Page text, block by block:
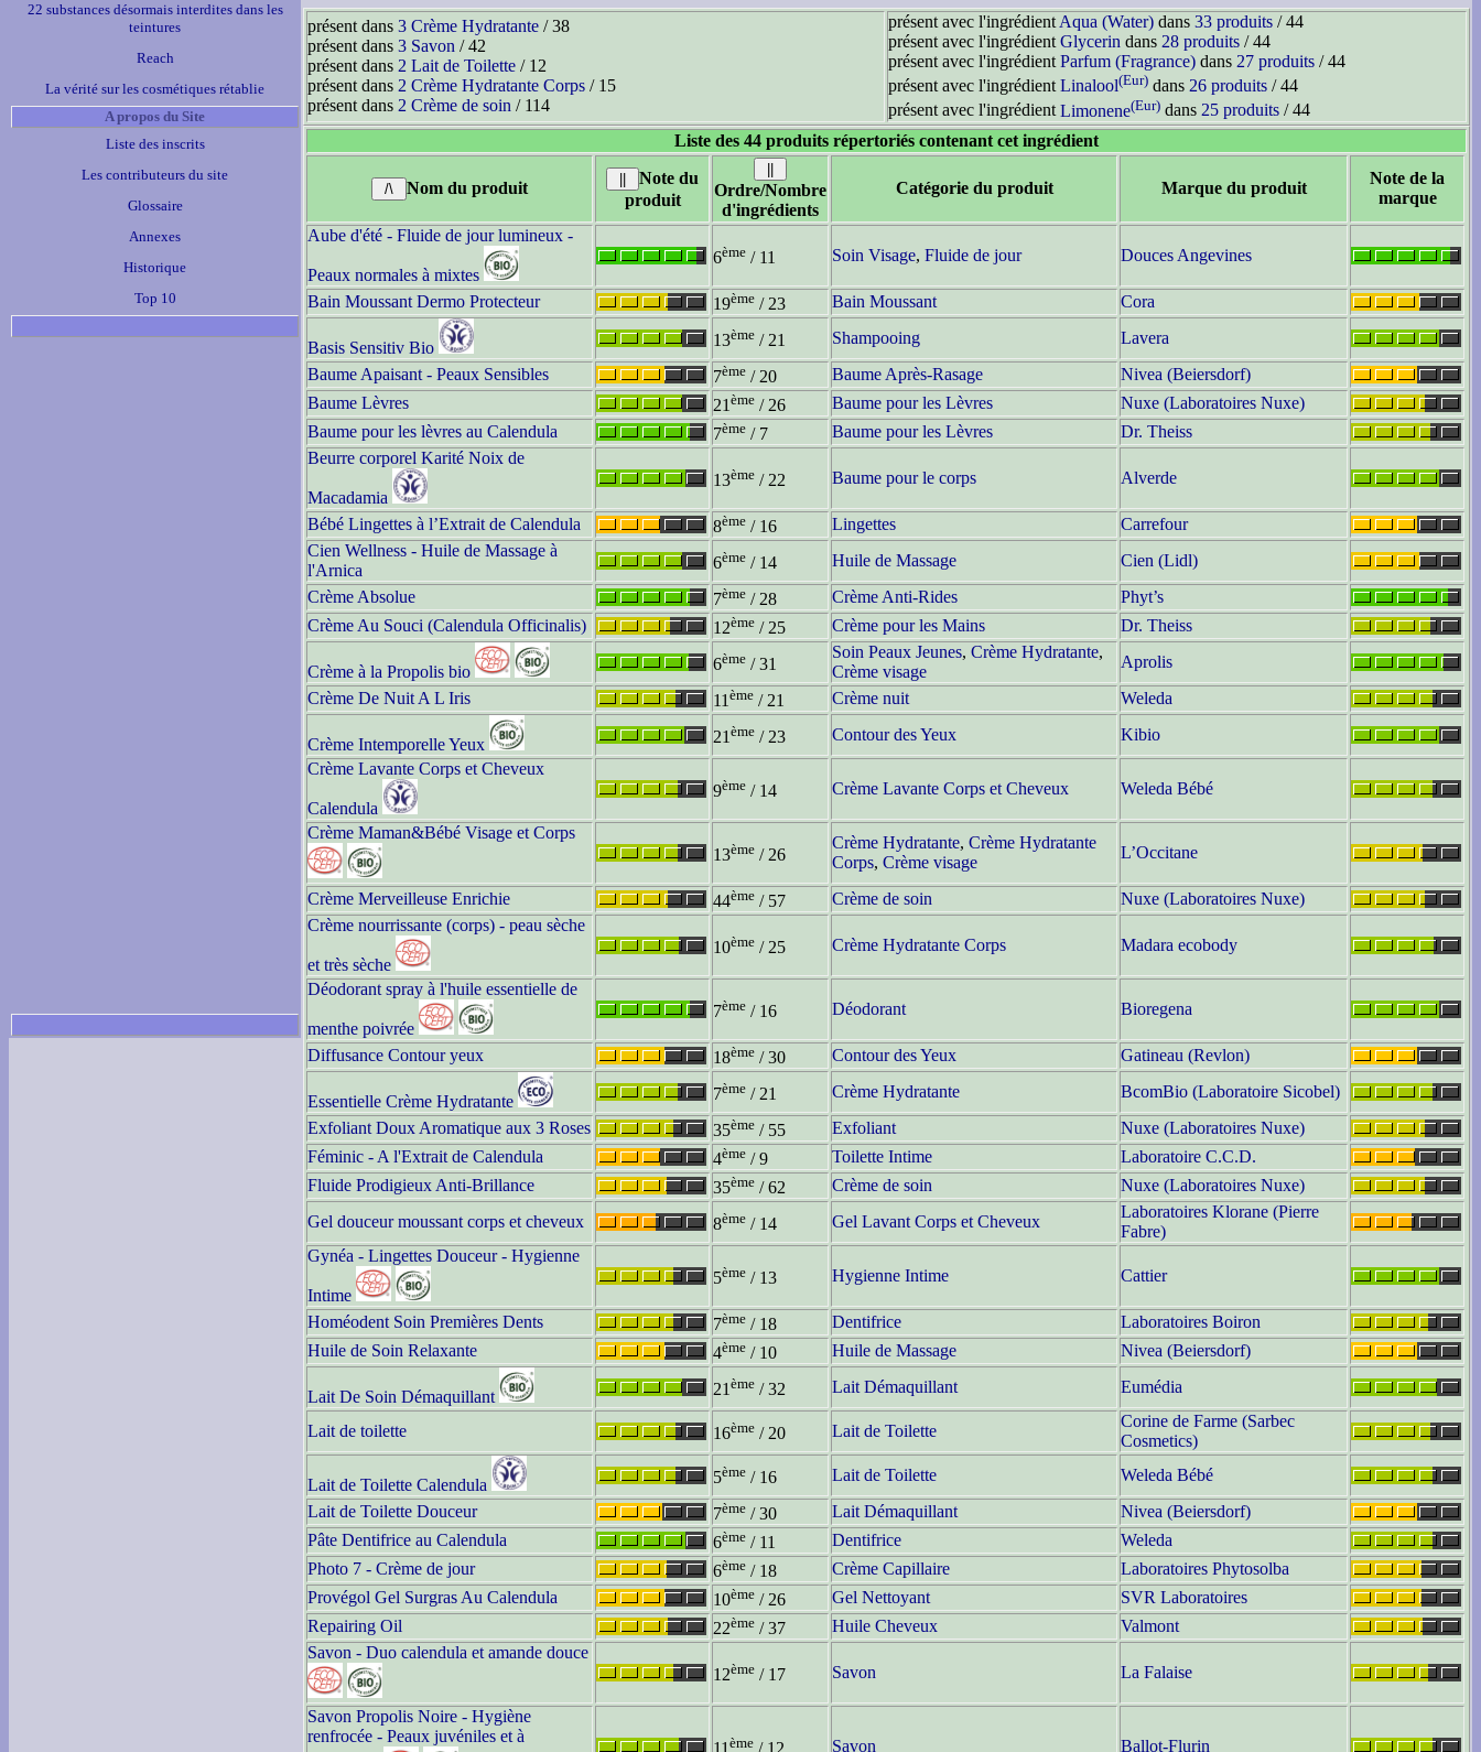
22 substances désormais interdites dans les
teintures
Reach
La vérité sur les cosmétiques rétablie
A propos du Site
Liste des inscrits
Les contributeurs du site
Glossaire
Annexes
Historique
Top 10
présent dans 3 Crème Hydratante / 38
présent dans 3 Savon / 42
présent dans 2 Lait de Toilette / 12
présent dans 2 Crème Hydratante Corps / 15
présent dans 2 Crème de soin / 114
présent avec l'ingrédient Aqua (Water) dans 33 produits / 44
présent avec l'ingrédient Glycerin dans 28 produits / 44
présent avec l'ingrédient Parfum (Fragrance) dans 27 produits / 44
présent avec l'ingrédient Linalool(Eur) dans 26 produits / 44
présent avec l'ingrédientLimonene(Eur) dans 25 produits / 44
Liste des 44 produits répertoriés contenant cet ingrédient
Nom du produit
Note du
produit
Ordre/Nombre
d'ingrédients
Catégorie du produit Marque du produit
Note de la
marque
Aube d'été - Fluide de jour lumineux -
Peaux normales à mixtes
6ème / 11 Soin Visage, Fluide de jour Douces Angevines
Bain Moussant Dermo Protecteur 19ème / 23 Bain Moussant Cora
Basis Sensitiv Bio 13ème / 21 Shampooing
Lavera
Baume Apaisant - Peaux Sensibles
7ème / 20 Baume Après-Rasage
Nivea (Beiersdorf)
Baume Lèvres
21 ème / 26 Baume pour les Lèvres
Nuxe (Laboratoires Nuxe)
Baume pour les lèvres au Calendula
7ème / 7 Baume pour les Lèvres
Dr. Theiss
Beurre corporel Karité Noix de
Macadamia
13ème / 22 Baume pour le corps Alverde
Bébé Lingettes à l’Extrait de Calendula 8ème / 16 Lingettes
Carrefour
Cien Wellness - Huile de Massage à
l'Arnica
6ème / 14 Huile de Massage
Cien (Lidl)
Crème Absolue
7ème / 28 Crème Anti-Rides
Phyt’s
Crème Au Souci (Calendula Officinalis)
12ème / 25 Crème pour les Mains Dr. Theiss
Crème à la Propolis bio 6ème / 31
Soin Peaux Jeunes, Crème Hydratante,
Crème visage
Aprolis
Crème De Nuit A L Iris
11 ème / 21 Crème nuit Weleda
Crème Intemporelle Yeux 21 ème / 23 Contour des Yeux
Kibio
Crème Lavante Corps et Cheveux
Calendula
9ème / 14 Crème Lavante Corps et Cheveux Weleda Bébé
Crème Maman&Bébé Visage et Corps
13ème / 26
Crème Hydratante, Crème Hydratante
Corps, Crème visage
L’Occitane
Crème Merveilleuse Enrichie 44ème / 57 Crème de soin
Nuxe (Laboratoires Nuxe)
Crème nourrissante (corps) - peau sèche
et très sèche
10ème / 25 Crème Hydratante Corps Madara ecobody
Déodorant spray à l'huile essentielle de
menthe poivrée
7ème / 16 Déodorant Bioregena
Diffusance Contour yeux 18ème / 30 Contour des Yeux Gatineau (Revlon)
Essentielle Crème Hydratante 7ème / 21 Crème Hydratante
BcomBio (Laboratoire Sicobel)
Exfoliant Doux Aromatique aux 3 Roses
35ème / 55 Exfoliant
Nuxe (Laboratoires Nuxe)
Féminic - A l'Extrait de Calendula
4ème / 9 Toilette Intime
Laboratoire C.C.D.
Fluide Prodigieux Anti-Brillance
35ème / 62 Crème de soin
Nuxe (Laboratoires Nuxe)
Gel douceur moussant corps et cheveux
8ème / 14 Gel Lavant Corps et Cheveux
Laboratoires Klorane (Pierre
Fabre)
Gynéa - Lingettes Douceur - Hygienne
Intime
5ème / 13 Hygienne Intime Cattier
Homéodent Soin Premières Dents 7ème / 18 Dentifrice
Laboratoires Boiron
Huile de Soin Relaxante
4ème / 10 Huile de Massage Nivea (Beiersdorf)
Lait De Soin Démaquillant 21 ème / 32 Lait Démaquillant Eumédia
Lait de toilette 16ème / 20 Lait de Toilette
Corine de Farme (Sarbec
Cosmetics)
Lait de Toilette Calendula 5ème / 16 Lait de Toilette
Weleda Bébé
Lait de Toilette Douceur
7ème / 30 Lait Démaquillant
Nivea (Beiersdorf)
Pâte Dentifrice au Calendula
6ème / 11 Dentifrice
Weleda
Photo 7 - Crème de jour
6ème / 18 Crème Capillaire
Laboratoires Phytosolba
Provégol Gel Surgras Au Calendula
10ème / 26 Gel Nettoyant
SVR Laboratoires
Repairing Oil
22ème / 37 Huile Cheveux
Valmont
Savon - Duo calendula et amande douce
12ème / 17 Savon La Falaise
Savon Propolis Noire - Hygiène
renfrocée - Peaux juvéniles et à
ème Savon Ballot-Flurin